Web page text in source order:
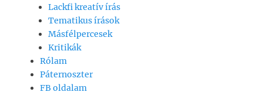
Lackfi kreatív írás
Tematikus írások
Másfélpercesek
Kritikák
Rólam
Páternoszter
FB oldalam